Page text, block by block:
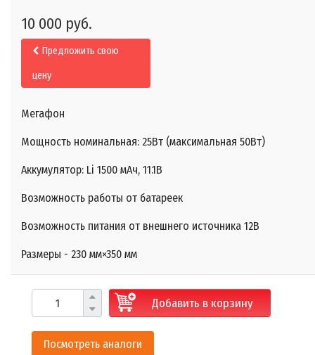
10 000 руб.
Предложить свою
цену
Мегафон
Мощность номинальная: 25Вт (максимальная 50Вт)
Аккумулятор: Li 1500 мАч, 11.1В
Возможность работы от батареек
Возможность питания от внешнего источника 12В
Размеры - 230 мм×350 мм
Добавить в корзину
Посмотреть аналоги